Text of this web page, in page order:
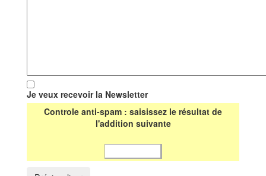
Je veux recevoir la Newsletter
Controle anti-spam : saisissez le résultat de
l'addition suivante